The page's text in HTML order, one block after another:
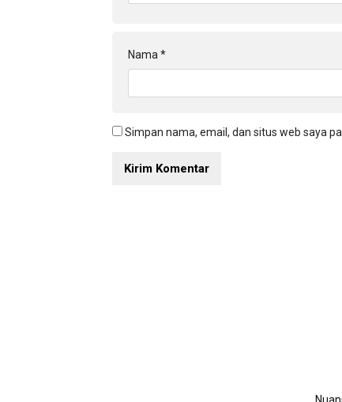
Nama *
Simpan nama, email, dan situs web saya